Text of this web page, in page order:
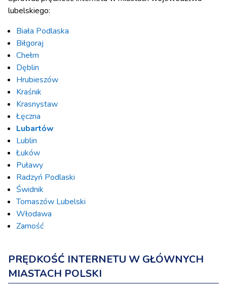
lubelskiego:
Biała Podlaska
Biłgoraj
Chełm
Dęblin
Hrubieszów
Kraśnik
Krasnystaw
Łęczna
Lubartów
Lublin
Łuków
Puławy
Radzyń Podlaski
Świdnik
Tomaszów Lubelski
Włodawa
Zamość
PRĘDKOŚĆ INTERNETU W GŁÓWNYCH
MIASTACH POLSKI